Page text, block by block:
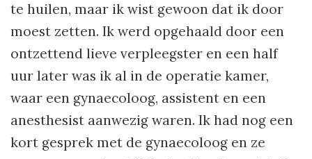
te huilen, maar ik wist gewoon dat ik door
moest zetten. Ik werd opgehaald door een
ontzettend lieve verpleegster en een half
uur later was ik al in de operatie kamer,
waar een gynaecoloog, assistent en een
anesthesist aanwezig waren. Ik had nog een
kort gesprek met de gynaecoloog en ze